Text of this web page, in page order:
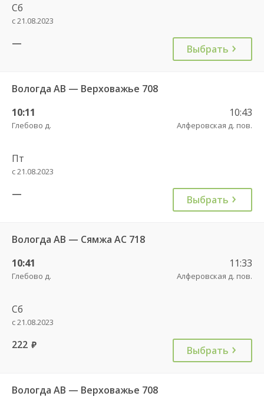
Сб
с 21.08.2023
— Выбрать
Вологда АВ — Верховажье 708
10:11
Глебово д.
10:43
Алферовская д. пов.
Пт
с 21.08.2023
— Выбрать
Вологда АВ — Сямжа АС 718
10:41
Глебово д.
11:33
Алферовская д. пов.
Сб
с 21.08.2023
222 руб. Выбрать
Вологда АВ — Верховажье 708